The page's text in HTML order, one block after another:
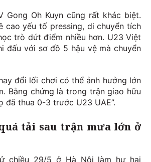
Gong Oh Kuyn cũng rất khác biệt.
cao yếu tố pressing, di chuyển tích
trò dứt điểm nhiều hơn. U23 Việt
đấu với sơ đồ 5 hậu vệ mà chuyển
đổi lối chơi có thể ảnh hưởng lớn
Bằng chứng là trong trận giao hữu
đã thua 0-3 trước U23 UAE”.
tải sau trận mưa lớn ở
chiều 29/5 ở Hà Nội làm hư hại